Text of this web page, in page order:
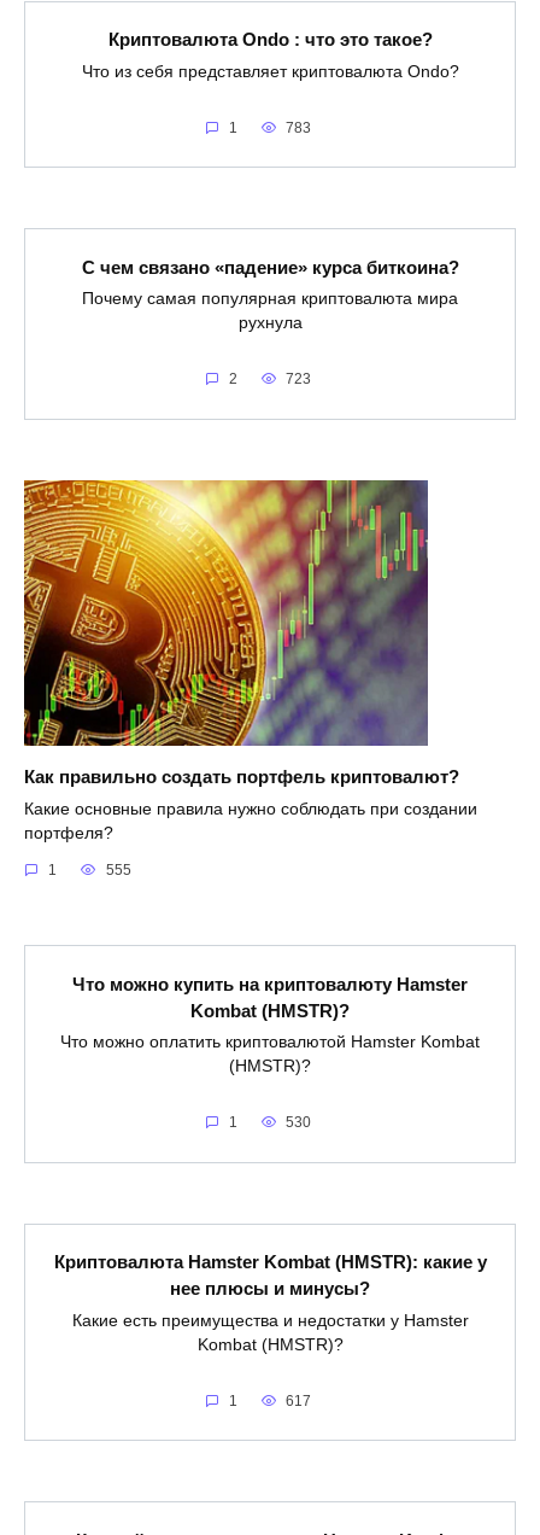
Криптовалюта Ondo : что это такое?
Что из себя представляет криптовалюта Ondo?
1 783
С чем связано «падение» курса биткоина?
Почему самая популярная криптовалюта мира
рухнула
2 723
Как правильно создать портфель криптовалют?
Какие основные правила нужно соблюдать при создании
портфеля?
1 555
Что можно купить на криптовалюту Hamster
Kombat (HMSTR)?
Что можно оплатить криптовалютой Hamster Kombat
(HMSTR)?
1 530
Криптовалюта Hamster Kombat (HMSTR): какие у
нее плюсы и минусы?
Какие есть преимущества и недостатки у Hamster
Kombat (HMSTR)?
1 617